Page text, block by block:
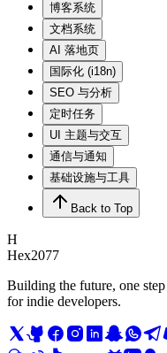
博客系统
文档系统
AI 落地页
国际化 (i18n)
SEO 与分析
定时任务
UI 主题与交互
通信与通知
基础设施与工具
Back to Top
H
Hex2077
Building the future, one
for indie developers.